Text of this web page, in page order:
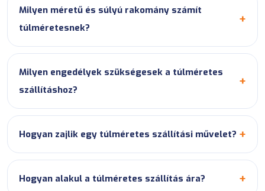
Milyen méretű és súlyú rakomány számít
túlméretesnek?
Milyen engedélyek szükségesek a túlméretes
szállításhoz?
Hogyan zajlik egy túlméretes szállítási művelet?
Hogyan alakul a túlméretes szállítás ára?